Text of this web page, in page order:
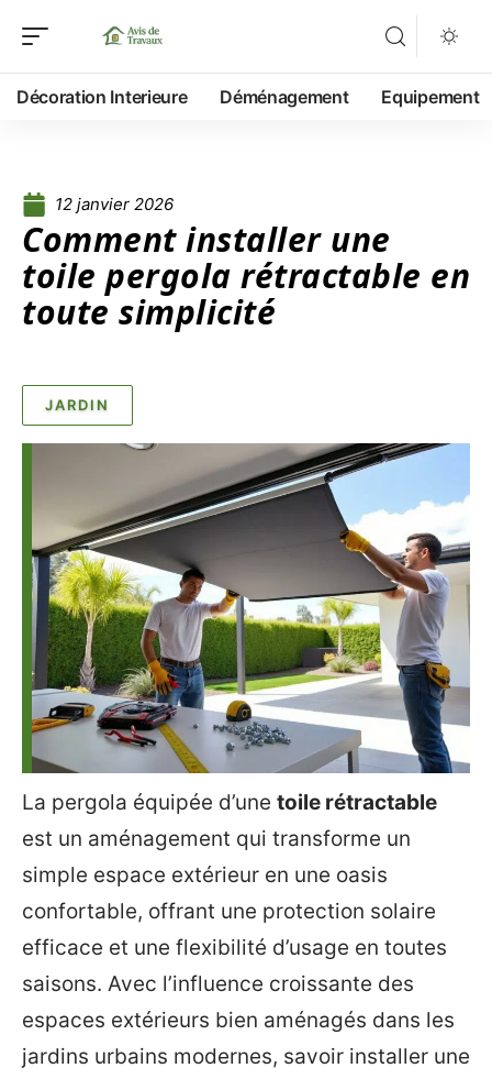
Décoration Interieure Déménagement Equipement
12 janvier 2026
Comment installer une
toile pergola rétractable en
toute simplicité
JARDIN
La pergola équipée d’une toile rétractable
est un aménagement qui transforme un
simple espace extérieur en une oasis
confortable, offrant une protection solaire
efficace et une flexibilité d’usage en toutes
saisons. Avec l’influence croissante des
espaces extérieurs bien aménagés dans les
jardins urbains modernes, savoir installer une